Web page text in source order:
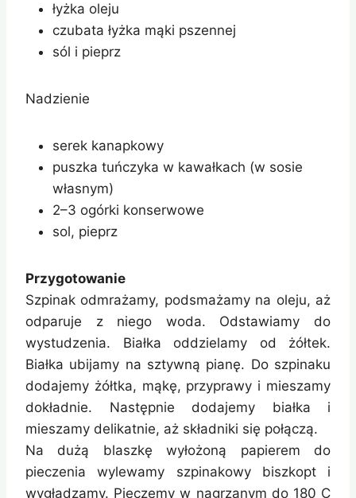
łyżka oleju
czubata łyżka mąki pszennej
sól i pieprz
Nadzienie
serek kanapkowy
puszka tuńczyka w kawałkach (w sosie
własnym)
2–3 ogórki konserwowe
sol, pieprz
Przygotowanie
Szpinak odmrażamy, podsmażamy na oleju, aż
odparuje z niego woda. Odstawiamy do
wystudzenia. Białka oddzielamy od żółtek.
Białka ubijamy na sztywną pianę. Do szpinaku
dodajemy żółtka, mąkę, przyprawy i mieszamy
dokładnie. Następnie dodajemy białka i
mieszamy delikatnie, aż składniki się połączą.
Na dużą blaszkę wyłożoną papierem do
pieczenia wylewamy szpinakowy biszkopt i
wygładzamy. Pieczemy w nagrzanym do 180 C